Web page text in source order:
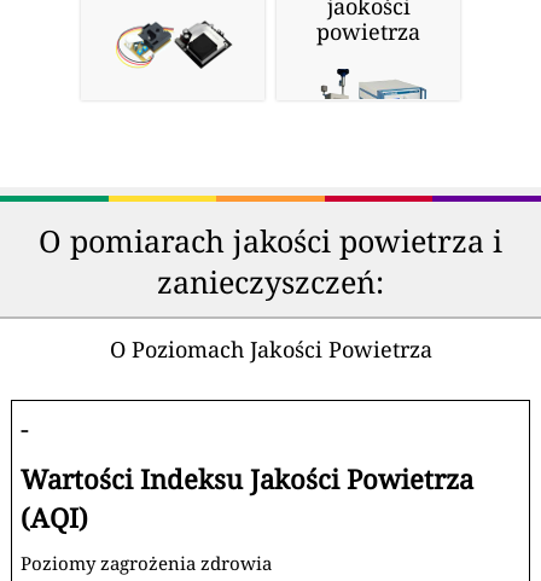
powietrza
O pomiarach jakości powietrza i
zanieczyszczeń:
O Poziomach Jakości Powietrza
-
Wartości Indeksu Jakości Powietrza
(AQI)
Poziomy zagrożenia zdrowia